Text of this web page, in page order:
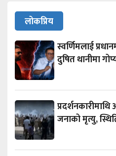
लोकप्रिय
स्वर्णिमलाई
दुषित थानीमा
प्रदर्शनकारीमाथि
जनाको मृत्यु,